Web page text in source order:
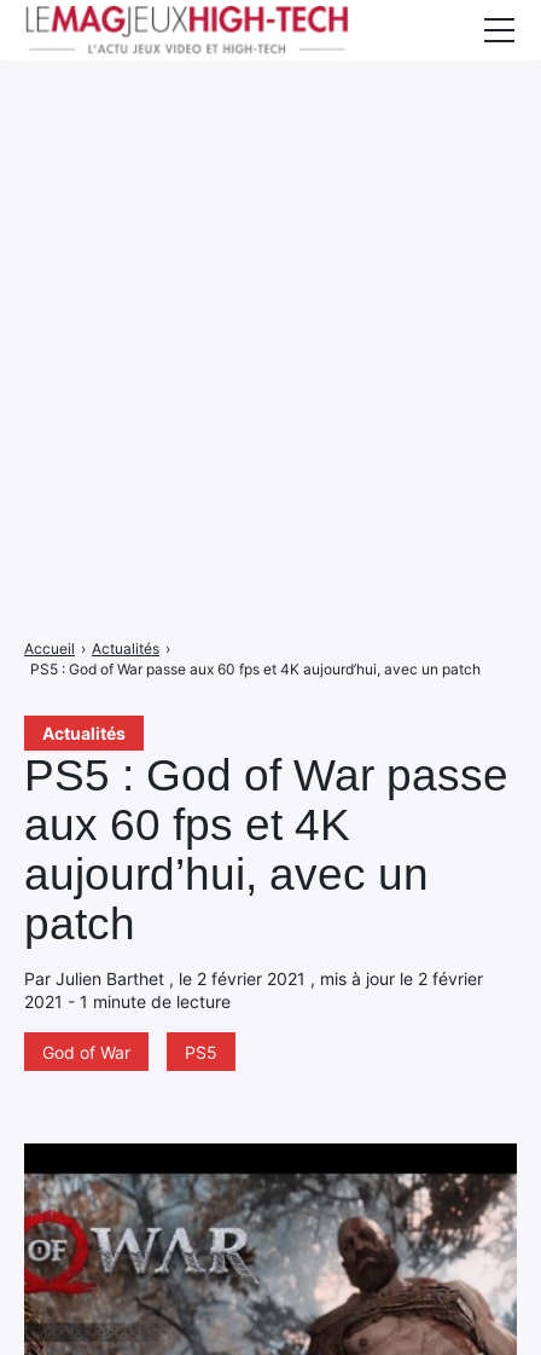
Actualités
PS5 : God of War passe
aux 60 fps et 4K
aujourd’hui, avec un
patch
Par Julien Barthet , le 2 février 2021 , mis à jour le 2 février
2021 - 1 minute de lecture
God of War PS5
Accueil › Actualités ›
PS5 : God of War passe aux 60 fps et 4K aujourd’hui, avec un patch